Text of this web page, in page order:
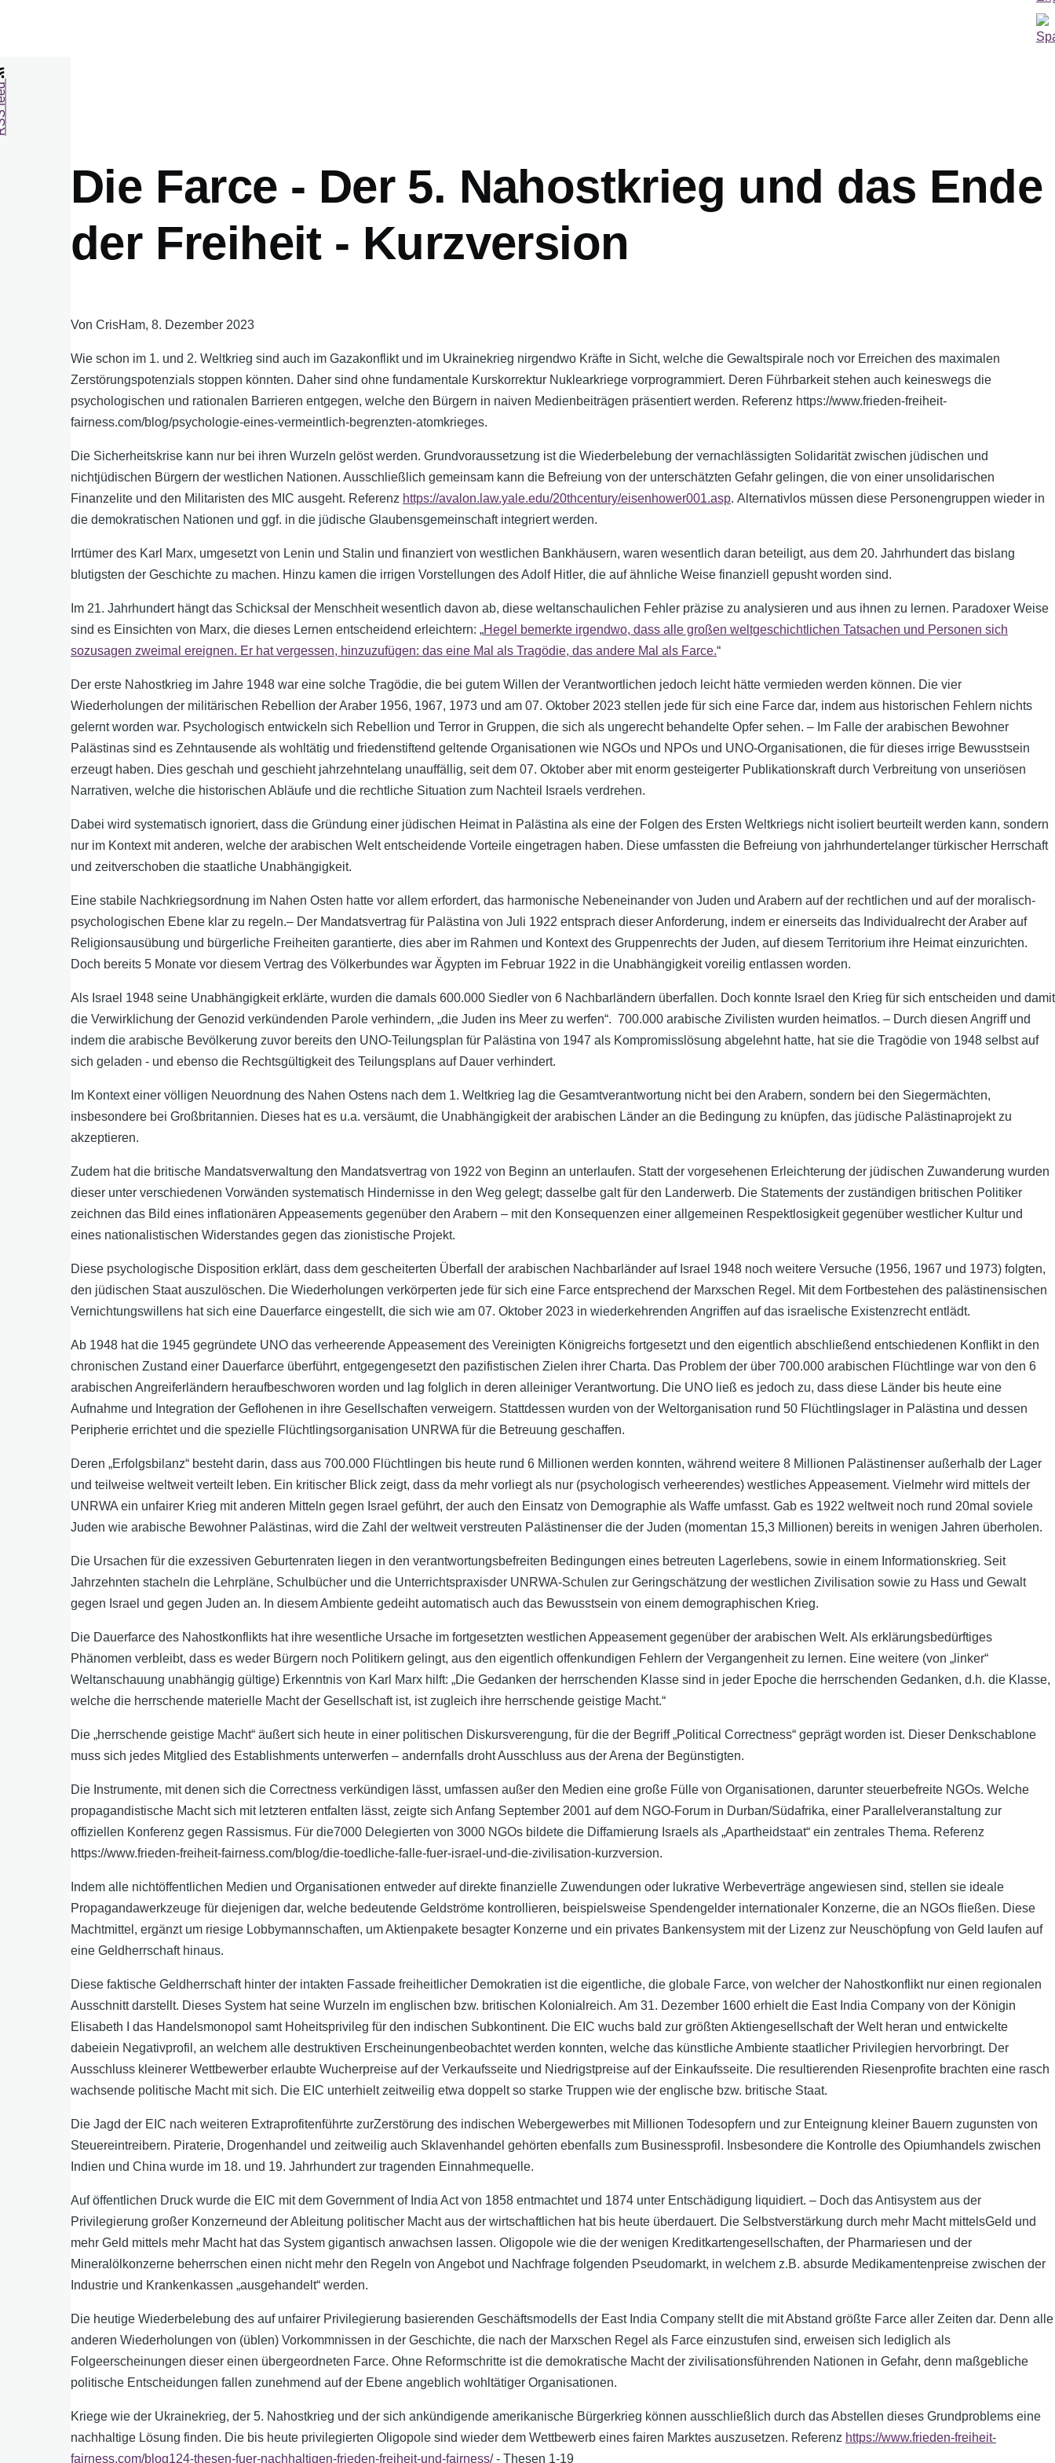
Die Farce - Der 5. Nahostkrieg und das Ende
der Freiheit - Kurzversion
Von CrisHam, 8. Dezember 2023
Wie schon im 1. und 2. Weltkrieg sind auch im Gazakonflikt und im Ukrainekrieg nirgendwo Kräfte in Sicht, welche die Gewaltspirale noch vor Erreichen des maximalen
Zerstörungspotenzials stoppen könnten. Daher sind ohne fundamentale Kurskorrektur Nuklearkriege vorprogrammiert. Deren Führbarkeit stehen auch keineswegs die
psychologischen und rationalen Barrieren entgegen, welche den Bürgern in naiven Medienbeiträgen präsentiert werden. Referenz https://www.frieden-freiheit-
fairness.com/blog/psychologie-eines-vermeintlich-begrenzten-atomkrieges.
Die Sicherheitskrise kann nur bei ihren Wurzeln gelöst werden. Grundvoraussetzung ist die Wiederbelebung der vernachlässigten Solidarität zwischen jüdischen und
nichtjüdischen Bürgern der westlichen Nationen. Ausschließlich gemeinsam kann die Befreiung von der unterschätzten Gefahr gelingen, die von einer unsolidarischen
Finanzelite und den Militaristen des MIC ausgeht. Referenz https://avalon.law.yale.edu/20thcentury/eisenhower001.asp. Alternativlos müssen diese Personengruppen wieder in
die demokratischen Nationen und ggf. in die jüdische Glaubensgemeinschaft integriert werden.
Irrtümer des Karl Marx, umgesetzt von Lenin und Stalin und finanziert von westlichen Bankhäusern, waren wesentlich daran beteiligt, aus dem 20. Jahrhundert das bislang
blutigsten der Geschichte zu machen. Hinzu kamen die irrigen Vorstellungen des Adolf Hitler, die auf ähnliche Weise finanziell gepusht worden sind.
Im 21. Jahrhundert hängt das Schicksal der Menschheit wesentlich davon ab, diese weltanschaulichen Fehler präzise zu analysieren und aus ihnen zu lernen. Paradoxer Weise
sind es Einsichten von Marx, die dieses Lernen entscheidend erleichtern: „Hegel bemerkte irgendwo, dass alle großen weltgeschichtlichen Tatsachen und Personen sich
sozusagen zweimal ereignen. Er hat vergessen, hinzuzufügen: das eine Mal als Tragödie, das andere Mal als Farce.“
Der erste Nahostkrieg im Jahre 1948 war eine solche Tragödie, die bei gutem Willen der Verantwortlichen jedoch leicht hätte vermieden werden können. Die vier
Wiederholungen der militärischen Rebellion der Araber 1956, 1967, 1973 und am 07. Oktober 2023 stellen jede für sich eine Farce dar, indem aus historischen Fehlern nichts
gelernt worden war. Psychologisch entwickeln sich Rebellion und Terror in Gruppen, die sich als ungerecht behandelte Opfer sehen. – Im Falle der arabischen Bewohner
Palästinas sind es Zehntausende als wohltätig und friedenstiftend geltende Organisationen wie NGOs und NPOs und UNO-Organisationen, die für dieses irrige Bewusstsein
erzeugt haben. Dies geschah und geschieht jahrzehntelang unauffällig, seit dem 07. Oktober aber mit enorm gesteigerter Publikationskraft durch Verbreitung von unseriösen
Narrativen, welche die historischen Abläufe und die rechtliche Situation zum Nachteil Israels verdrehen.
Dabei wird systematisch ignoriert, dass die Gründung einer jüdischen Heimat in Palästina als eine der Folgen des Ersten Weltkriegs nicht isoliert beurteilt werden kann, sondern
nur im Kontext mit anderen, welche der arabischen Welt entscheidende Vorteile eingetragen haben. Diese umfassten die Befreiung von jahrhundertelanger türkischer Herrschaft
und zeitverschoben die staatliche Unabhängigkeit.
Eine stabile Nachkriegsordnung im Nahen Osten hatte vor allem erfordert, das harmonische Nebeneinander von Juden und Arabern auf der rechtlichen und auf der moralisch-
psychologischen Ebene klar zu regeln.– Der Mandatsvertrag für Palästina von Juli 1922 entsprach dieser Anforderung, indem er einerseits das Individualrecht der Araber auf
Religionsausübung und bürgerliche Freiheiten garantierte, dies aber im Rahmen und Kontext des Gruppenrechts der Juden, auf diesem Territorium ihre Heimat einzurichten.
Doch bereits 5 Monate vor diesem Vertrag des Völkerbundes war Ägypten im Februar 1922 in die Unabhängigkeit voreilig entlassen worden.
Als Israel 1948 seine Unabhängigkeit erklärte, wurden die damals 600.000 Siedler von 6 Nachbarländern überfallen. Doch konnte Israel den Krieg für sich entscheiden und damit
die Verwirklichung der Genozid verkündenden Parole verhindern, „die Juden ins Meer zu werfen“. 700.000 arabische Zivilisten wurden heimatlos. – Durch diesen Angriff und
indem die arabische Bevölkerung zuvor bereits den UNO-Teilungsplan für Palästina von 1947 als Kompromisslösung abgelehnt hatte, hat sie die Tragödie von 1948 selbst auf
sich geladen - und ebenso die Rechtsgültigkeit des Teilungsplans auf Dauer verhindert.
Im Kontext einer völligen Neuordnung des Nahen Ostens nach dem 1. Weltkrieg lag die Gesamtverantwortung nicht bei den Arabern, sondern bei den Siegermächten,
insbesondere bei Großbritannien. Dieses hat es u.a. versäumt, die Unabhängigkeit der arabischen Länder an die Bedingung zu knüpfen, das jüdische Palästinaprojekt zu
akzeptieren.
Zudem hat die britische Mandatsverwaltung den Mandatsvertrag von 1922 von Beginn an unterlaufen. Statt der vorgesehenen Erleichterung der jüdischen Zuwanderung wurden
dieser unter verschiedenen Vorwänden systematisch Hindernisse in den Weg gelegt; dasselbe galt für den Landerwerb. Die Statements der zuständigen britischen Politiker
zeichnen das Bild eines inflationären Appeasements gegenüber den Arabern – mit den Konsequenzen einer allgemeinen Respektlosigkeit gegenüber westlicher Kultur und
eines nationalistischen Widerstandes gegen das zionistische Projekt.
Diese psychologische Disposition erklärt, dass dem gescheiterten Überfall der arabischen Nachbarländer auf Israel 1948 noch weitere Versuche (1956, 1967 und 1973) folgten,
den jüdischen Staat auszulöschen. Die Wiederholungen verkörperten jede für sich eine Farce entsprechend der Marxschen Regel. Mit dem Fortbestehen des palästinensischen
Vernichtungswillens hat sich eine Dauerfarce eingestellt, die sich wie am 07. Oktober 2023 in wiederkehrenden Angriffen auf das israelische Existenzrecht entlädt.
Ab 1948 hat die 1945 gegründete UNO das verheerende Appeasement des Vereinigten Königreichs fortgesetzt und den eigentlich abschließend entschiedenen Konflikt in den
chronischen Zustand einer Dauerfarce überführt, entgegengesetzt den pazifistischen Zielen ihrer Charta. Das Problem der über 700.000 arabischen Flüchtlinge war von den 6
arabischen Angreiferländern heraufbeschworen worden und lag folglich in deren alleiniger Verantwortung. Die UNO ließ es jedoch zu, dass diese Länder bis heute eine
Aufnahme und Integration der Geflohenen in ihre Gesellschaften verweigern. Stattdessen wurden von der Weltorganisation rund 50 Flüchtlingslager in Palästina und dessen
Peripherie errichtet und die spezielle Flüchtlingsorganisation UNRWA für die Betreuung geschaffen.
Deren „Erfolgsbilanz“ besteht darin, dass aus 700.000 Flüchtlingen bis heute rund 6 Millionen werden konnten, während weitere 8 Millionen Palästinenser außerhalb der Lager
und teilweise weltweit verteilt leben. Ein kritischer Blick zeigt, dass da mehr vorliegt als nur (psychologisch verheerendes) westliches Appeasement. Vielmehr wird mittels der
UNRWA ein unfairer Krieg mit anderen Mitteln gegen Israel geführt, der auch den Einsatz von Demographie als Waffe umfasst. Gab es 1922 weltweit noch rund 20mal soviele
Juden wie arabische Bewohner Palästinas, wird die Zahl der weltweit verstreuten Palästinenser die der Juden (momentan 15,3 Millionen) bereits in wenigen Jahren überholen.
Die Ursachen für die exzessiven Geburtenraten liegen in den verantwortungsbefreiten Bedingungen eines betreuten Lagerlebens, sowie in einem Informationskrieg. Seit
Jahrzehnten stacheln die Lehrpläne, Schulbücher und die Unterrichtspraxisder UNRWA-Schulen zur Geringschätzung der westlichen Zivilisation sowie zu Hass und Gewalt
gegen Israel und gegen Juden an. In diesem Ambiente gedeiht automatisch auch das Bewusstsein von einem demographischen Krieg.
Die Dauerfarce des Nahostkonflikts hat ihre wesentliche Ursache im fortgesetzten westlichen Appeasement gegenüber der arabischen Welt. Als erklärungsbedürftiges
Phänomen verbleibt, dass es weder Bürgern noch Politikern gelingt, aus den eigentlich offenkundigen Fehlern der Vergangenheit zu lernen. Eine weitere (von „linker“
Weltanschauung unabhängig gültige) Erkenntnis von Karl Marx hilft: „Die Gedanken der herrschenden Klasse sind in jeder Epoche die herrschenden Gedanken, d.h. die Klasse,
welche die herrschende materielle Macht der Gesellschaft ist, ist zugleich ihre herrschende geistige Macht.“
Die „herrschende geistige Macht“ äußert sich heute in einer politischen Diskursverengung, für die der Begriff „Political Correctness“ geprägt worden ist. Dieser Denkschablone
muss sich jedes Mitglied des Establishments unterwerfen – andernfalls droht Ausschluss aus der Arena der Begünstigten.
Die Instrumente, mit denen sich die Correctness verkündigen lässt, umfassen außer den Medien eine große Fülle von Organisationen, darunter steuerbefreite NGOs. Welche
propagandistische Macht sich mit letzteren entfalten lässt, zeigte sich Anfang September 2001 auf dem NGO-Forum in Durban/Südafrika, einer Parallelveranstaltung zur
offiziellen Konferenz gegen Rassismus. Für die7000 Delegierten von 3000 NGOs bildete die Diffamierung Israels als „Apartheidstaat“ ein zentrales Thema. Referenz
https://www.frieden-freiheit-fairness.com/blog/die-toedliche-falle-fuer-israel-und-die-zivilisation-kurzversion.
Indem alle nichtöffentlichen Medien und Organisationen entweder auf direkte finanzielle Zuwendungen oder lukrative Werbeverträge angewiesen sind, stellen sie ideale
Propagandawerkzeuge für diejenigen dar, welche bedeutende Geldströme kontrollieren, beispielsweise Spendengelder internationaler Konzerne, die an NGOs fließen. Diese
Machtmittel, ergänzt um riesige Lobbymannschaften, um Aktienpakete besagter Konzerne und ein privates Bankensystem mit der Lizenz zur Neuschöpfung von Geld laufen auf
eine Geldherrschaft hinaus.
Diese faktische Geldherrschaft hinter der intakten Fassade freiheitlicher Demokratien ist die eigentliche, die globale Farce, von welcher der Nahostkonflikt nur einen regionalen
Ausschnitt darstellt. Dieses System hat seine Wurzeln im englischen bzw. britischen Kolonialreich. Am 31. Dezember 1600 erhielt die East India Company von der Königin
Elisabeth I das Handelsmonopol samt Hoheitsprivileg für den indischen Subkontinent. Die EIC wuchs bald zur größten Aktiengesellschaft der Welt heran und entwickelte
dabeiein Negativprofil, an welchem alle destruktiven Erscheinungenbeobachtet werden konnten, welche das künstliche Ambiente staatlicher Privilegien hervorbringt. Der
Ausschluss kleinerer Wettbewerber erlaubte Wucherpreise auf der Verkaufsseite und Niedrigstpreise auf der Einkaufsseite. Die resultierenden Riesenprofite brachten eine rasch
wachsende politische Macht mit sich. Die EIC unterhielt zeitweilig etwa doppelt so starke Truppen wie der englische bzw. britische Staat.
Die Jagd der EIC nach weiteren Extraprofitenführte zurZerstörung des indischen Webergewerbes mit Millionen Todesopfern und zur Enteignung kleiner Bauern zugunsten von
Steuereintreibern. Piraterie, Drogenhandel und zeitweilig auch Sklavenhandel gehörten ebenfalls zum Businessprofil. Insbesondere die Kontrolle des Opiumhandels zwischen
Indien und China wurde im 18. und 19. Jahrhundert zur tragenden Einnahmequelle.
Auf öffentlichen Druck wurde die EIC mit dem Government of India Act von 1858 entmachtet und 1874 unter Entschädigung liquidiert. – Doch das Antisystem aus der
Privilegierung großer Konzerneund der Ableitung politischer Macht aus der wirtschaftlichen hat bis heute überdauert. Die Selbstverstärkung durch mehr Macht mittelsGeld und
mehr Geld mittels mehr Macht hat das System gigantisch anwachsen lassen. Oligopole wie die der wenigen Kreditkartengesellschaften, der Pharmariesen und der
Mineralölkonzerne beherrschen einen nicht mehr den Regeln von Angebot und Nachfrage folgenden Pseudomarkt, in welchem z.B. absurde Medikamentenpreise zwischen der
Industrie und Krankenkassen „ausgehandelt“ werden.
Die heutige Wiederbelebung des auf unfairer Privilegierung basierenden Geschäftsmodells der East India Company stellt die mit Abstand größte Farce aller Zeiten dar. Denn alle
anderen Wiederholungen von (üblen) Vorkommnissen in der Geschichte, die nach der Marxschen Regel als Farce einzustufen sind, erweisen sich lediglich als
Folgeerscheinungen dieser einen übergeordneten Farce. Ohne Reformschritte ist die demokratische Macht der zivilisationsführenden Nationen in Gefahr, denn maßgebliche
politische Entscheidungen fallen zunehmend auf der Ebene angeblich wohltätiger Organisationen.
Kriege wie der Ukrainekrieg, der 5. Nahostkrieg und der sich ankündigende amerikanische Bürgerkrieg können ausschließlich durch das Abstellen dieses Grundproblems eine
nachhaltige Lösung finden. Die bis heute privilegierten Oligopole sind wieder dem Wettbewerb eines fairen Marktes auszusetzen. Referenz https://www.frieden-freiheit-
fairness.com/blog124-thesen-fuer-nachhaltigen-frieden-freiheit-und-fairness/- Thesen 1-19